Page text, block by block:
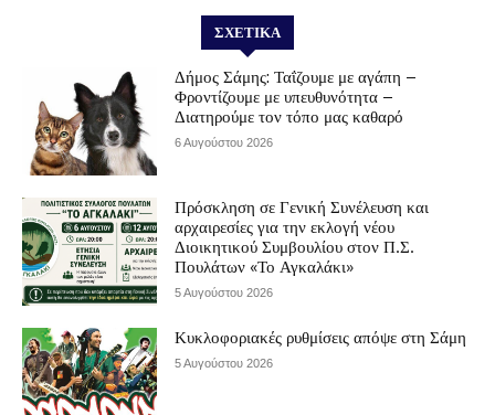
ΣΧΕΤΙΚΆ
Δήμος Σάμης: Ταΐζουμε με αγάπη –
Φροντίζουμε με υπευθυνότητα –
Διατηρούμε τον τόπο μας καθαρό
6 Αυγούστου 2026
Πρόσκληση σε Γενική Συνέλευση και
αρχαιρεσίες για την εκλογή νέου
Διοικητικού Συμβουλίου στον Π.Σ.
Πουλάτων «Το Αγκαλάκι»
5 Αυγούστου 2026
Κυκλοφοριακές ρυθμίσεις απόψε στη Σάμη
5 Αυγούστου 2026